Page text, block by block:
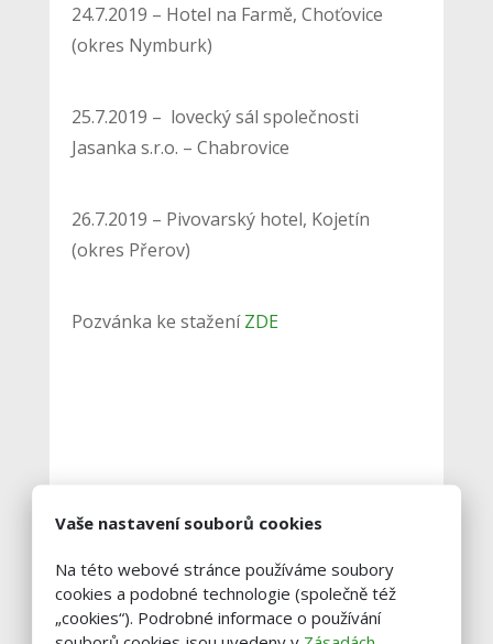
24.7.2019 – Hotel na Farmě, Choťovice
(okres Nymburk)
25.7.2019 – lovecký sál společnosti
Jasanka s.r.o. – Chabrovice
26.7.2019 – Pivovarský hotel, Kojetín
(okres Přerov)
Pozvánka ke staženíZDE
Vstoupit do diskuze
Vaše nastavení souborů cookies
Na této webové stránce používáme soubory
cookies a podobné technologie (společně též
„cookies“). Podrobné informace o používání